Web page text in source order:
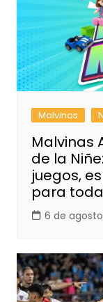
Malvinas
Malvinas
de la
juegos,
para
6 de